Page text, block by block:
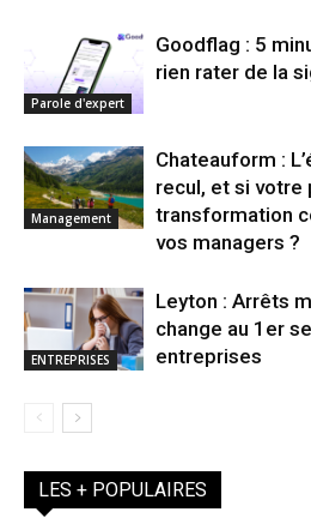
Parole d'expert
Goodflag : 5
rien rater de la
Management
Chateauform :
recul, et si votre
transformation
vos managers ?
ENTREPRISES
Leyton : Arrêts
change au 1er
entreprises
LES + POPULAIRES